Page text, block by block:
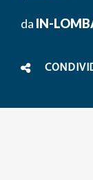
da IN-